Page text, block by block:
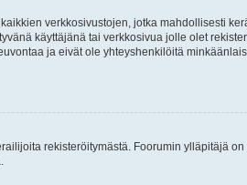
verkkosivustojen, jotka mahdollisesti
käyttäjänä tai verkkosivua jolle olet
ja eivät ole yhteyshenkilöitä
rekisteröitymästä. Foorumin ylläpitäjä